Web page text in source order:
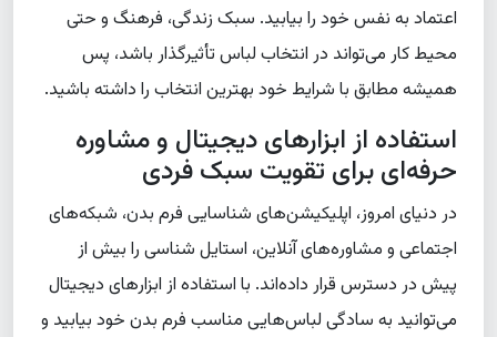
اعتماد به نفس خود را بیابید. سبک زندگی، فرهنگ و حتی
محیط کار می‌تواند در انتخاب لباس تأثیرگذار باشد، پس
همیشه مطابق با شرایط خود بهترین انتخاب را داشته باشید.
استفاده از ابزارهای دیجیتال و مشاوره
حرفه‌ای برای تقویت سبک فردی
در دنیای امروز، اپلیکیشن‌های شناسایی فرم بدن، شبکه‌های
اجتماعی و مشاوره‌های آنلاین، استایل شناسی را بیش از
پیش در دسترس قرار داده‌اند. با استفاده از ابزارهای دیجیتال
می‌توانید به سادگی لباس‌هایی مناسب فرم بدن خود بیابید و